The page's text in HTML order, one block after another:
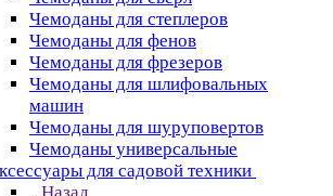
Чемоданы для степлеров
Чемоданы для фенов
Чемоданы для фрезеров
Чемоданы для шлифовальных
машин
Чемоданы для шуруповертов
Чемоданы универсальные
для садовой техники